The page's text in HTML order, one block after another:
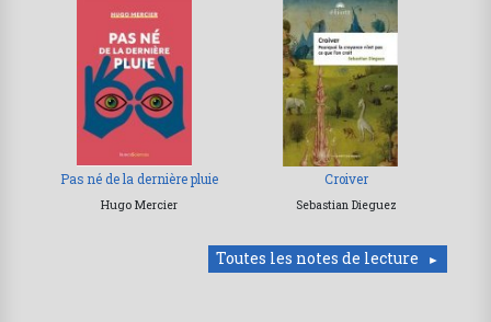
Pas né de la dernière pluie
Hugo Mercier
Croiver
Sebastian Dieguez
Toutes les notes de lecture